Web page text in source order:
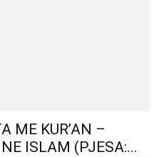
ME KUR’AN –
ISLAM (PJESA:...